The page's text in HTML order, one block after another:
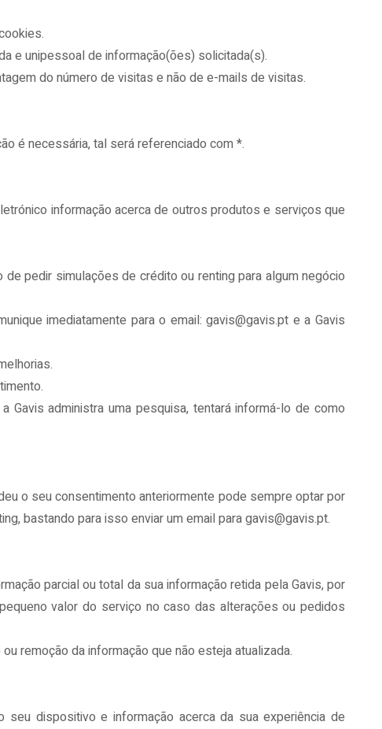
e unipessoal de informação(ões) solicitada(s).
do número de visitas e não de e-mails de visitas.
é necessária, tal será referenciado com *.
informação acerca de outros produtos e serviços que
pedir simulações de crédito ou renting para algum negócio
imediatamente para o email: gavis@gavis.pt e a Gavis
administra uma pesquisa, tentará informá-lo de como
o seu consentimento anteriormente pode sempre optar por
bastando para isso enviar um email para gavis@gavis.pt.
parcial ou total da sua informação retida pela Gavis, por
valor do serviço no caso das alterações ou pedidos
remoção da informação que não esteja atualizada.
dispositivo e informação acerca da sua experiência de